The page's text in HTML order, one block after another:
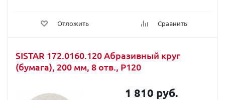
Отложить Сравнить
SISTAR 172.0160.120 Абразивный круг
(бумага), 200 мм, 8 отв., P120
1 810 руб.